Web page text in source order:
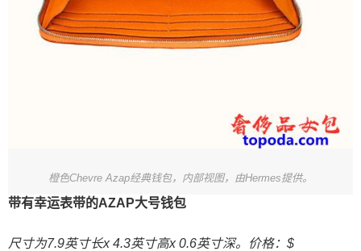
橙色Chevre Azap经典钱包，内部视图，由Hermes提供。
带有幸运表带的AZAP大号钱包
尺寸为7.9英寸长x 4.3英寸高x 0.6英寸深。价格：$